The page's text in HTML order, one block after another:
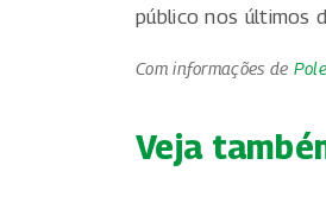
público nos últimos
Com informações de
Veja